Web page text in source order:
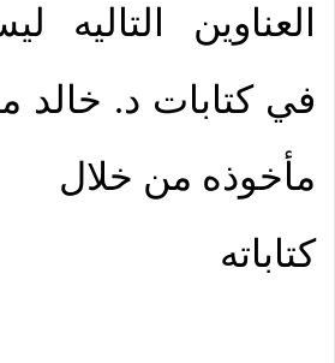
العناوين التاليه
في كتابات د. خالد
مأخوذه من خلال
كتاباته